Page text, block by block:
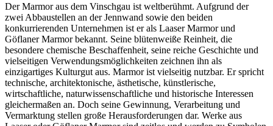
Der Marmor aus dem Vinschgau ist weltberühmt. Aufgrund der
zwei Abbaustellen an der Jennwand sowie den beiden
konkurrierenden Unternehmen ist er als Laaser Marmor und
Göflaner Marmor bekannt. Seine blütenweiße Reinheit, die
besondere chemische Beschaffenheit, seine reiche Geschichte und
vielseitigen Verwendungsmöglichkeiten zeichnen ihn als
einzigartiges Kulturgut aus. Marmor ist vielseitig nutzbar. Er spricht
technische, architektonische, ästhetische, künstlerische,
wirtschaftliche, naturwissenschaftliche und historische Interessen
gleichermaßen an. Doch seine Gewinnung, Verarbeitung und
Vermarktung stellen große Herausforderungen dar. Werke aus